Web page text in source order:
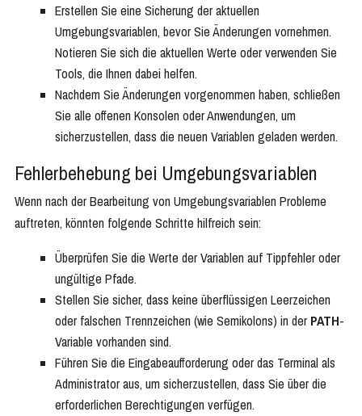
Erstellen Sie eine Sicherung der aktuellen
Umgebungsvariablen, bevor Sie Änderungen vornehmen.
Notieren Sie sich die aktuellen Werte oder verwenden Sie
Tools, die Ihnen dabei helfen.
Nachdem Sie Änderungen vorgenommen haben, schließen
Sie alle offenen Konsolen oder Anwendungen, um
sicherzustellen, dass die neuen Variablen geladen werden.
Fehlerbehebung bei Umgebungsvariablen
Wenn nach der Bearbeitung von Umgebungsvariablen Probleme
auftreten, könnten folgende Schritte hilfreich sein:
Überprüfen Sie die Werte der Variablen auf Tippfehler oder
ungültige Pfade.
Stellen Sie sicher, dass keine überflüssigen Leerzeichen
oder falschen Trennzeichen (wie Semikolons) in der PATH-
Variable vorhanden sind.
Führen Sie die Eingabeaufforderung oder das Terminal als
Administrator aus, um sicherzustellen, dass Sie über die
erforderlichen Berechtigungen verfügen.